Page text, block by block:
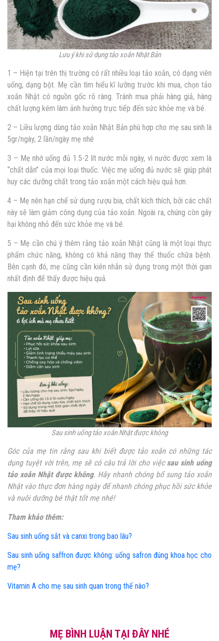
Lưu ý khi sử dụng tảo xoắn Nhật Bản
1 – Hiện tại trên thị trường có rất nhiều loại tảo xoắn, có dạng viên
uống, dạng bột. Mẹ cần tìm hiểu kĩ lưỡng trước khi mua, chọn tảo
xoắn Nhật có nguồn gốc rõ ràng. Tránh mua phải hàng giả, hàng
chất lượng kém làm ảnh hưởng trực tiếp đến sức khỏe mẹ và bé.
2 – Liều lượng dùng tảo xoắn Nhật Bản phù hợp cho mẹ sau sinh là
5gr/ngày, 2 lần/ngày mẹ nhé
3 – Mẹ nhớ uống đủ 1.5-2 lít nước mỗi ngày, vì nước được xem là
“chất dẫn” của mọi loại thuốc. Việc mẹ uống đủ nước sẽ giúp phát
huy các dưỡng chất trong tảo xoắn một cách hiệu quả hơn.
4 – Mẹ nên hạn chế sử dụng rượu bia, chất kích thích, bởi các chất
này sẽ làm giảm công dụng của tảo xoắn. Ngoài ra, chúng còn gây
hại không nhỏ đến sức khỏe mẹ và bé.
5 – Mẹ cần chú ý thêm rằng tảo xoắn Nhật cũng là một loại thực
phẩm chức năng, không có khả năng thay thế thuốc chữa bệnh.
Bên cạnh đó, mẹ cũng cần kiên nhẫn sử dụng trong một thời gian
nhất định để thấy được hiệu quả.
Sau sinh uống tảo xoắn Nhật được không
Góc của mẹ tin rằng sau khi biết được tảo xoắn có những tác
dụng tuyệt vời trên, mẹ sẽ có câu trả lời cho việcsau sinh uống
tảo xoắn Nhật được không. Hãy nhanh chóng bổ sung tảo xoắn
Nhật vào thực đơn hàng ngày để nhanh chóng phục hồi sức khỏe
và nuôi dưỡng bé thật tốt mẹ nhé!
Tham khảo thêm:
Sau sinh uống sắt và canxi trong bao lâu?
Sau sinh uống saffron được không: uống safron đúng khoa học cho
mẹ?
Vitamin A cho mẹ sau sinh quan trong thế nào?
MẸ BÌNH LUẬN TẠI ĐÂY NHÉ